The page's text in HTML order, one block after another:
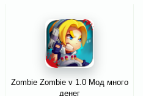
Zombie Zombie v 1.0 Мод много
денег